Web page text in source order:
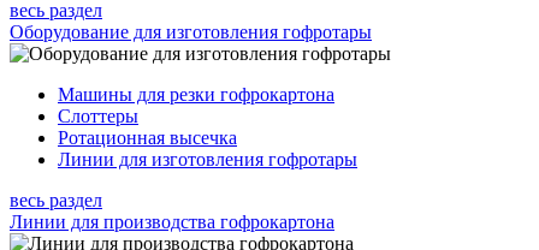
весь раздел
Оборудование для изготовления гофротары
Машины для резки гофрокартона
Слоттеры
Ротационная высечка
Линии для изготовления гофротары
весь раздел
Линии для производства гофрокартона